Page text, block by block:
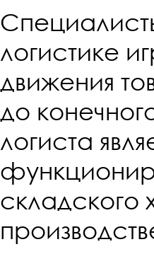
логистике
движения
до
логиста
складского